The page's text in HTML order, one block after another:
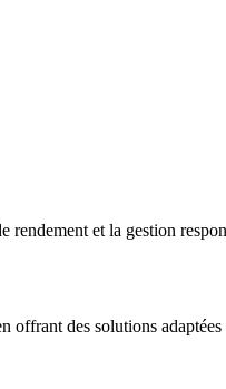
et la gestion
offrant des solutions